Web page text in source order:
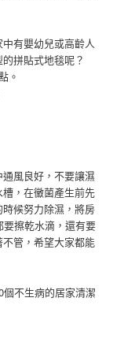
有嬰幼兒或高齡人
拼貼式地毯呢？
。
風良好，不要讓濕
，在黴菌產生前先
候努力除濕，將房
擦乾水滴，還有要
管，希望大家都能
個不生病的居家清潔